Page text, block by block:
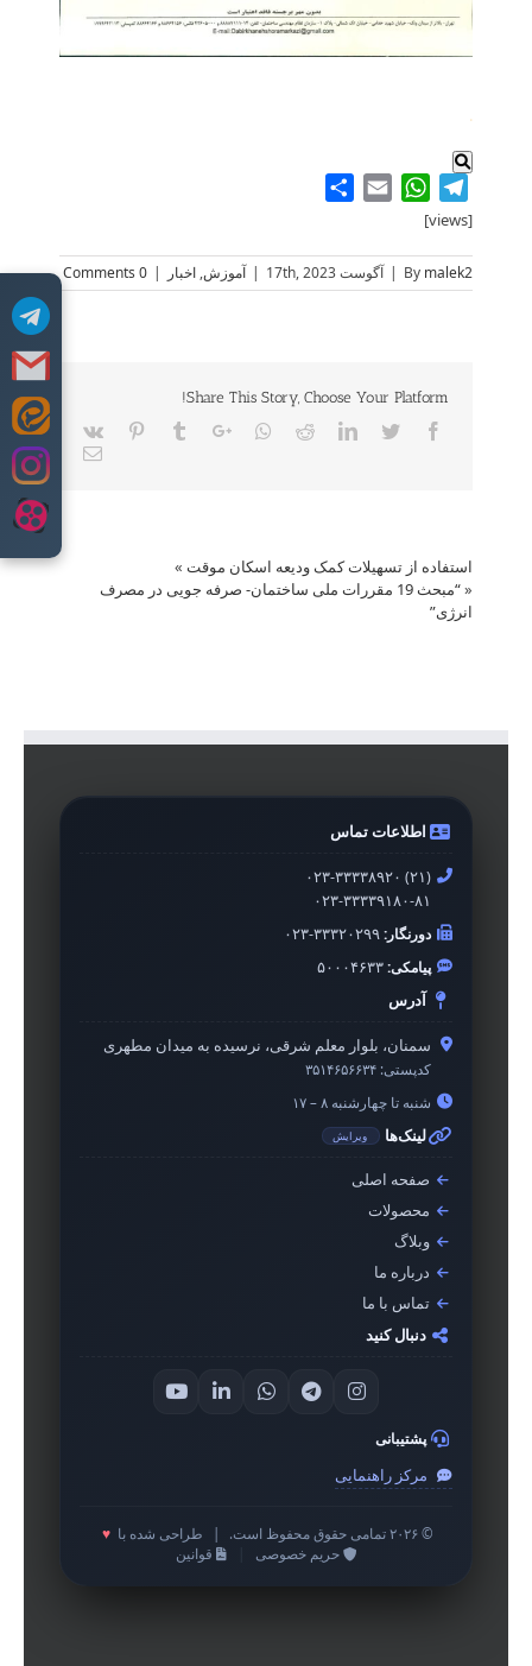
Skip
to
.
Telegram
WhatsApp
Email
[views]
By malek2
| آگوست 17th, 2023 | آموزش, اخبار |
0 Comments
Share This Story, Choose Your Platform!
Facebook
Twitter
LinkedIn
Reddit
Whatsapp
Google+
Tumblr
Pinterest
Vk
Email
استفاده از تسهیلات کمک ودیعه اسکان موقت »
«
“مبحث 19 مقررات ملی ساختمان- صرفه جویی در مصرف
انرژی”
اطلاعات تماس
۰۲۳-۳۳۳۳۸۹۲۰ (۲۱)
۰۲۳-۳۳۳۳۹۱۸۰-۸۱
دورنگار:۰۲۳-۳۳۳۲۰۲۹۹
پیامکی:۵۰۰۰۴۶۳۳
آدرس
سمنان، بلوار معلم شرقی، نرسیده به میدان مطهری
کدپستی: ۳۵۱۴۶۵۶۶۳۴
شنبه تا چهارشنبه ۸ – ۱۷
لینک‌ها ویرایش
صفحه اصلی
محصولات
وبلاگ
درباره ما
تماس با ما
دنبال کنید
پشتیبانی
مرکز راهنمایی
© ۲۰۲۶ تمامی حقوق محفوظ است. طراحی شده با ♥
حریم خصوصی
قوانین